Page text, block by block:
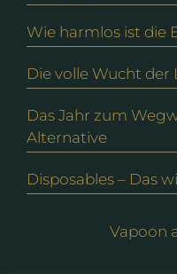
Wie harmlos ist die
Die volle Wucht der
Das Jahr zum
Alternative
Disposables – Das
Vapoon